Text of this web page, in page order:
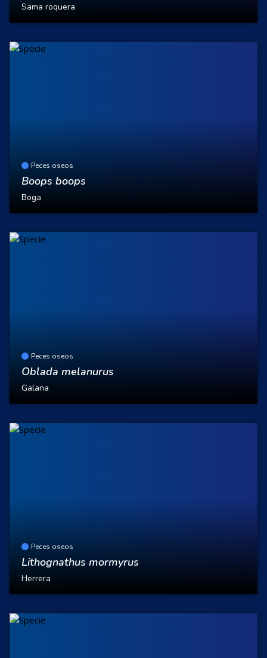
Sama roquera
Peces oseos
Boops boops
Boga
Peces oseos
Oblada melanurus
Galana
Peces oseos
Lithognathus mormyrus
Herrera